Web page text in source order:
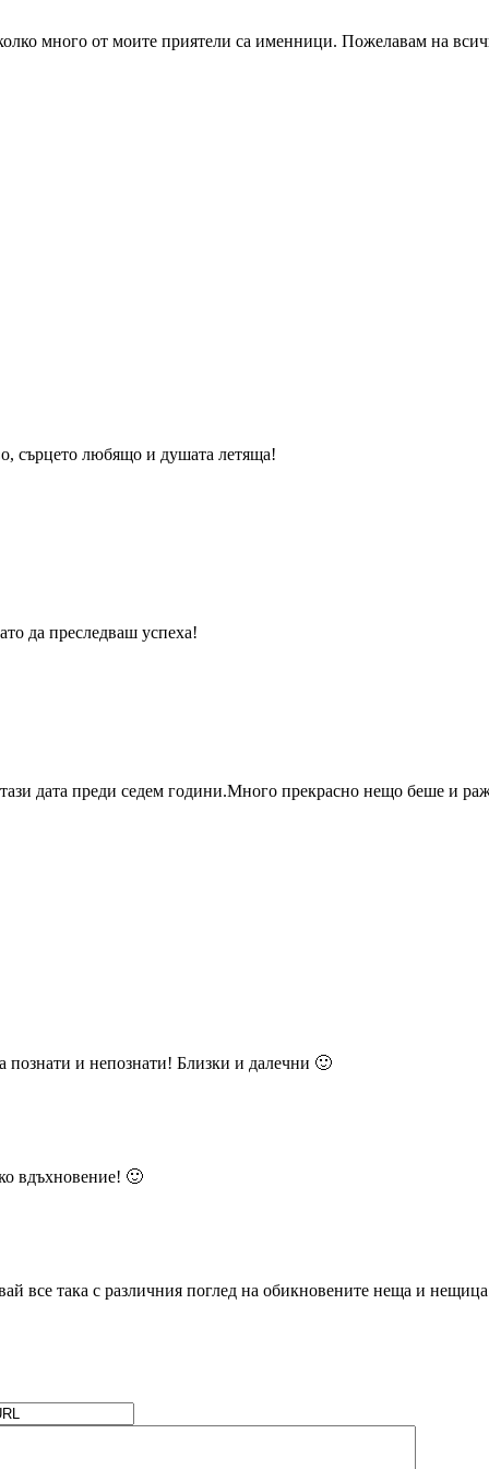
много от моите приятели са именници. Пожелавам на
сърцето любящо и душата летяща!
да преследваш успеха!
дата преди седем години.Много прекрасно нещо беше и
познати и непознати! Близки и далечни 🙂
вдъхновение! 🙂
все така с различния поглед на обикновените неща и